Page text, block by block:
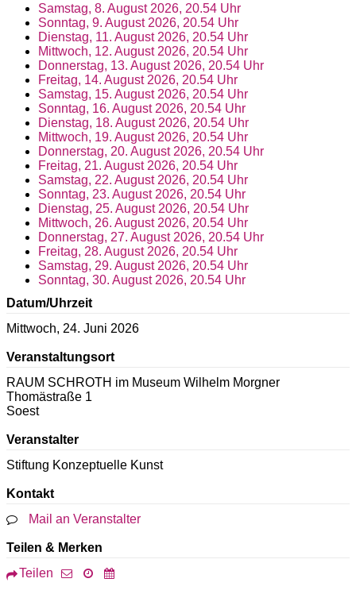
Samstag, 8. August 2026, 20.54 Uhr
Sonntag, 9. August 2026, 20.54 Uhr
Dienstag, 11. August 2026, 20.54 Uhr
Mittwoch, 12. August 2026, 20.54 Uhr
Donnerstag, 13. August 2026, 20.54 Uhr
Freitag, 14. August 2026, 20.54 Uhr
Samstag, 15. August 2026, 20.54 Uhr
Sonntag, 16. August 2026, 20.54 Uhr
Dienstag, 18. August 2026, 20.54 Uhr
Mittwoch, 19. August 2026, 20.54 Uhr
Donnerstag, 20. August 2026, 20.54 Uhr
Freitag, 21. August 2026, 20.54 Uhr
Samstag, 22. August 2026, 20.54 Uhr
Sonntag, 23. August 2026, 20.54 Uhr
Dienstag, 25. August 2026, 20.54 Uhr
Mittwoch, 26. August 2026, 20.54 Uhr
Donnerstag, 27. August 2026, 20.54 Uhr
Freitag, 28. August 2026, 20.54 Uhr
Samstag, 29. August 2026, 20.54 Uhr
Sonntag, 30. August 2026, 20.54 Uhr
Datum/Uhrzeit
Mittwoch, 24. Juni 2026
Veranstaltungsort
RAUM SCHROTH im Museum Wilhelm Morgner
Thomästraße 1
Soest
Veranstalter
Stiftung Konzeptuelle Kunst
Kontakt
Mail an Veranstalter
Teilen & Merken
Teilen